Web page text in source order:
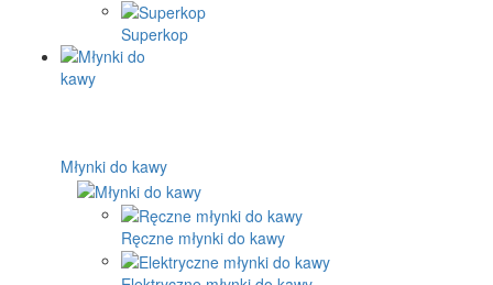
Superkop
Młynki do kawy
Ręczne młynki do kawy